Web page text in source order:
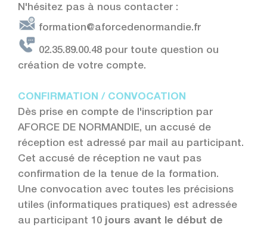
N'hésitez pas à nous contacter :
formation@aforcedenormandie.fr
02.35.89.00.48 pour toute question ou
création de votre compte.
CONFIRMATION / CONVOCATION
Dès prise en compte de l'inscription par
AFORCE DE NORMANDIE, un accusé de
réception est adressé par mail au participant.
Cet accusé de réception ne vaut pas
confirmation de la tenue de la formation.
Une convocation avec toutes les précisions
utiles (informatiques pratiques) est adressée
au participant 10 jours avant le début de